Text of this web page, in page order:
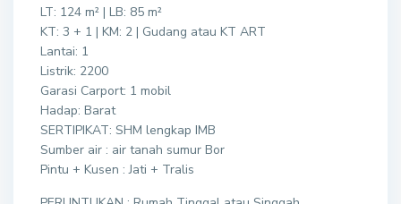
LT: 124 m² | LB: 85 m²
KT: 3 + 1 | KM: 2 | Gudang atau KT ART
Lantai: 1
Listrik: 2200
Garasi Carport: 1 mobil
Hadap: Barat
SERTIPIKAT: SHM lengkap IMB
Sumber air : air tanah sumur Bor
Pintu + Kusen : Jati + Tralis